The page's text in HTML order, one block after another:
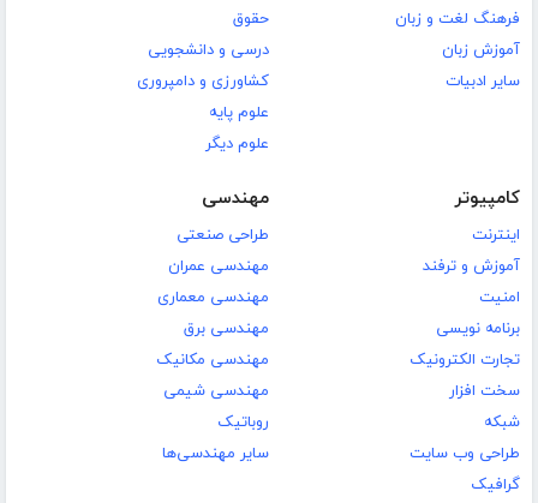
فرهنگ لغت و زبان
آموزش زبان
سایر ادبیات
حقوق
درسی و دانشجویی
کشاورزی و دامپروری
علوم پایه
علوم دیگر
کامپیوتر
اینترنت
آموزش و ترفند
امنیت
برنامه نویسی
تجارت الکترونیک
سخت افزار
شبکه
طراحی وب سایت
گرافیک
مهندسی
طراحی صنعتی
مهندسی عمران
مهندسی معماری
مهندسی برق
مهندسی مکانیک
مهندسی شیمی
روباتیک
سایر مهندسی‌ها